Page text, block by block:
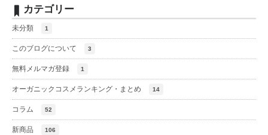
カテゴリー
未分類 1
このブログについて 3
無料メルマガ登録 1
オーガニックコスメランキング・まとめ 14
コラム 52
新商品 106